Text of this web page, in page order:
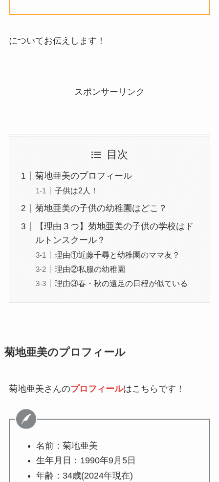
についてお伝えします！
スポンサーリンク
目次
菊地亜美のプロフィール
子供は2人！
菊地亜美の子供の幼稚園はどこ？
【理由３つ】菊地亜美の子供の学校はド
ルトンスクール？
理由①近藤千尋と幼稚園のママ友？
理由②私服の幼稚園
理由③春・秋の遠足の日程が似ている
菊地亜美のプロフィール
菊地亜美さんのプロフィールはこちらです！
名前：菊地亜美
生年月日：1990年9月5日
年齢：34歳(2024年現在)